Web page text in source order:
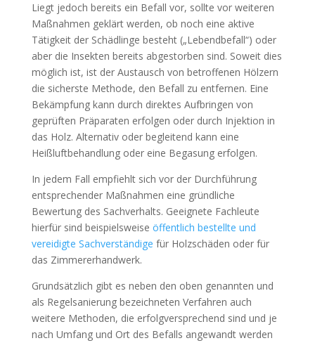
Liegt jedoch bereits ein Befall vor, sollte vor weiteren
Maßnahmen geklärt werden, ob noch eine aktive
Tätigkeit der Schädlinge besteht („Lebendbefall“) oder
aber die Insekten bereits abgestorben sind. Soweit dies
möglich ist, ist der Austausch von betroffenen Hölzern
die sicherste Methode, den Befall zu entfernen. Eine
Bekämpfung kann durch direktes Aufbringen von
geprüften Präparaten erfolgen oder durch Injektion in
das Holz. Alternativ oder begleitend kann eine
Heißluftbehandlung oder eine Begasung erfolgen.
In jedem Fall empfiehlt sich vor der Durchführung
entsprechender Maßnahmen eine gründliche
Bewertung des Sachverhalts. Geeignete Fachleute
hierfür sind beispielsweise öffentlich bestellte und
vereidigte Sachverständige für Holzschäden oder für
das Zimmererhandwerk.
Grundsätzlich gibt es neben den oben genannten und
als Regelsanierung bezeichneten Verfahren auch
weitere Methoden, die erfolgversprechend sind und je
nach Umfang und Ort des Befalls angewandt werden